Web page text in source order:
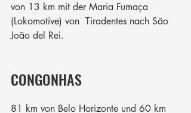
von 13 km mit der Maria Fumaça
(Lokomotive) von  Tiradentes nach São
João del Rei.
CONGONHAS
81 km von Belo Horizonte und 60 km